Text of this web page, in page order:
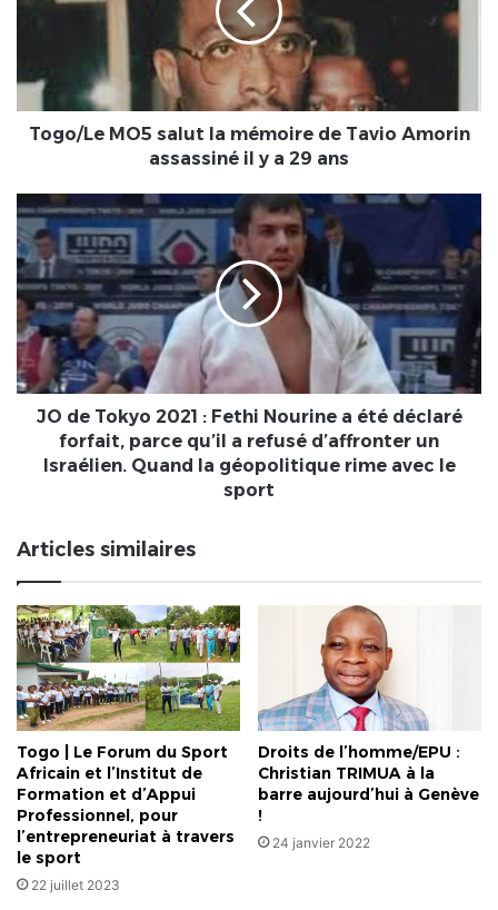
Amorin
29
ans
Togo/Le MO5 salut la mémoire de Tavio Amorin
assassiné il y a 29 ans
JO
de
Tokyo
2021
:
Fethi
Nourine
a
été
déclaré
parce
d’affronter
Quand
la
géopolitique
rime
avec
sport
JO de Tokyo 2021 : Fethi Nourine a été déclaré
forfait, parce qu’il a refusé d’affronter un
Israélien. Quand la géopolitique rime avec le
sport
Articles similaires
Togo | Le Forum du Sport
Africain et l’Institut de
Formation et d’Appui
Professionnel, pour
l’entrepreneuriat à travers
le sport
22 juillet 2023
Droits de l’homme/EPU :
Christian TRIMUA à la
barre aujourd’hui à Genève
!
24 janvier 2022